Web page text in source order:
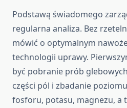
Podstawą świadomego
regularna analiza. Bez
mówić o optymalnym
technologii uprawy.
być pobranie prób
części pól i zbadanie
fosforu, potasu, magnezu, a